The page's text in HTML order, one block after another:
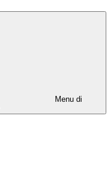
Menu di